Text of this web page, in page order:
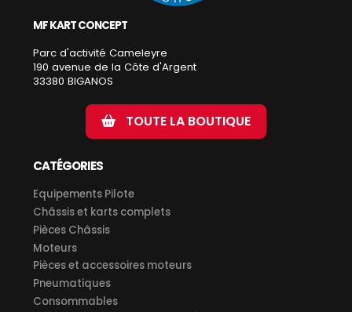
MF KART CONCEPT
Parc d'activité Cameleyre
190 avenue de la Côte d'Argent
33380 BIGANOS
TOUTE LA BOUTIQUE
CATÉGORIES
Equipements Pilote
Châssis et karts complets
Pièces Châssis
Moteurs
Pièces et accessoires moteurs
Pneumatiques
Consommables